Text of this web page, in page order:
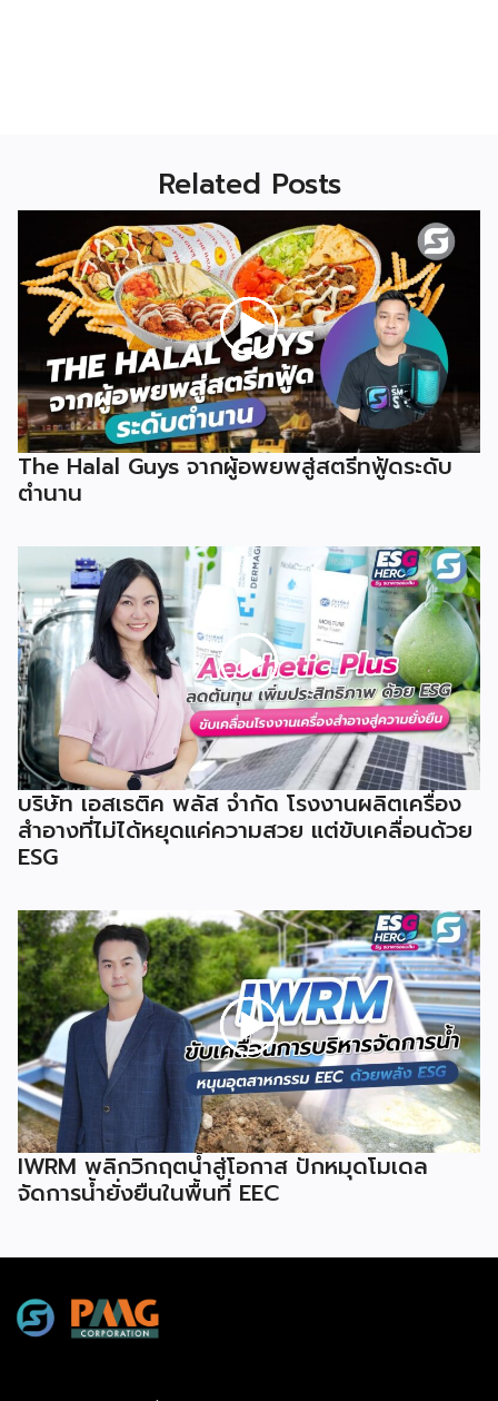
Related Posts
The Halal Guys จากผู้อพยพสู่สตรีทฟู้ดระดับ
ตำนาน
บริษัท เอสเธติค พลัส จำกัด โรงงานผลิตเครื่อง
สำอางที่ไม่ได้หยุดแค่ความสวย แต่ขับเคลื่อนด้วย
ESG
IWRM พลิกวิกฤตน้ำสู่โอกาส ปักหมุดโมเดล
จัดการน้ำยั่งยืนในพื้นที่ EEC